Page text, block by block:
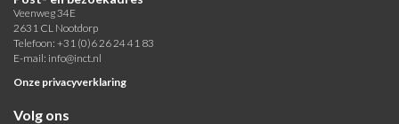
Veenweg 34E
2631 CL Nootdorp
Telefoon: +31 (0)6 26 24 41 83
E-mail: info@inct.nl
Onze privacyverklaring
Volg ons